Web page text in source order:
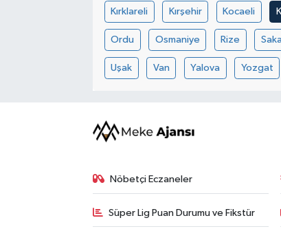
Kırklareli Kırşehir Kocaeli
Ordu Osmaniye Rize
Uşak Van Yalova Yozgat
Nöbetçi Eczaneler
Süper Lig Puan Durumu ve Fikstür